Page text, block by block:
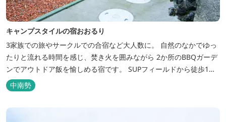
キャンプスタイルの宿おおるり
3家族での旅やサークルでの合宿など大人数に。 自然のなかでゆっ
たりと流れる時間を感じ、焚き火を囲みながら 2か所のBBQガーデ
ンでアウトドア飯を愉しめる宿です。 SUPフィールドから徒歩1
分。絶景に囲まれた水上アクティビティも満喫したい方へ。
中南勢